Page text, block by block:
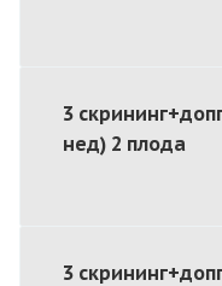
3
нед) 2 плода
3